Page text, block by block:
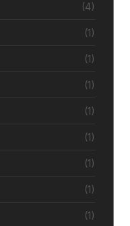
(4)
(1)
(1)
(1)
(1)
(1)
(1)
(1)
(1)